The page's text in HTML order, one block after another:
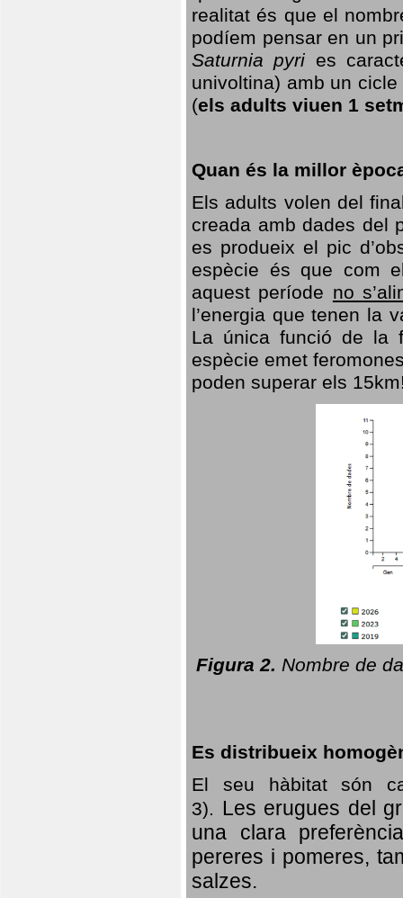
realitat és que el
podíem pensar en un
Saturnia pyri es
univoltina) amb un
(els adults viuen 1
Quan és la millor
Els adults volen del
creada amb dades del
es produeix el pic
espècie és que com
aquest període no
l’energia que tenen la
La única funció de la
espècie emet
poden superar els
Figura 2. Nombre de
Es distribueix
El seu hàbitat són
3). Les erugues del
una clara
pereres i pomeres,
salzes.